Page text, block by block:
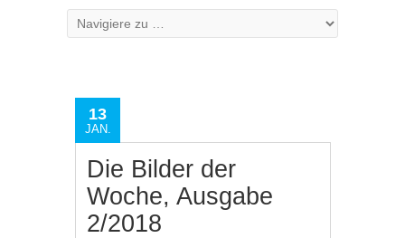
13
JAN.
Die Bilder der
Woche, Ausgabe
2/2018